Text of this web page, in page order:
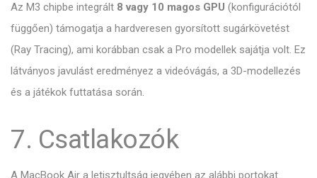
Az M3 chipbe integrált 8 vagy 10 magos GPU (konfigurációtól
függően) támogatja a hardveresen gyorsított sugárkövetést
(Ray Tracing), ami korábban csak a Pro modellek sajátja volt. Ez
látványos javulást eredményez a videóvágás, a 3D-modellezés
és a játékok futtatása során.
7. Csatlakozók